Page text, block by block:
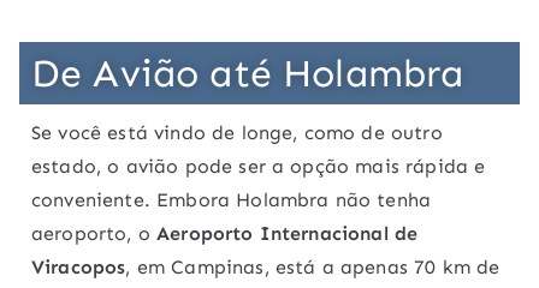
De Avião até Holambra
Se você está vindo de longe, como de outro
estado, o avião pode ser a opção mais rápida e
conveniente. Embora Holambra não tenha
aeroporto, oAeroporto Internacional de
Viracopos, em Campinas, está a apenas 70 km de